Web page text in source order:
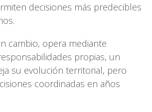
decisiones más predecibles
cambio, opera mediante
propias, un
su evolución territorial, pero
coordinadas en años